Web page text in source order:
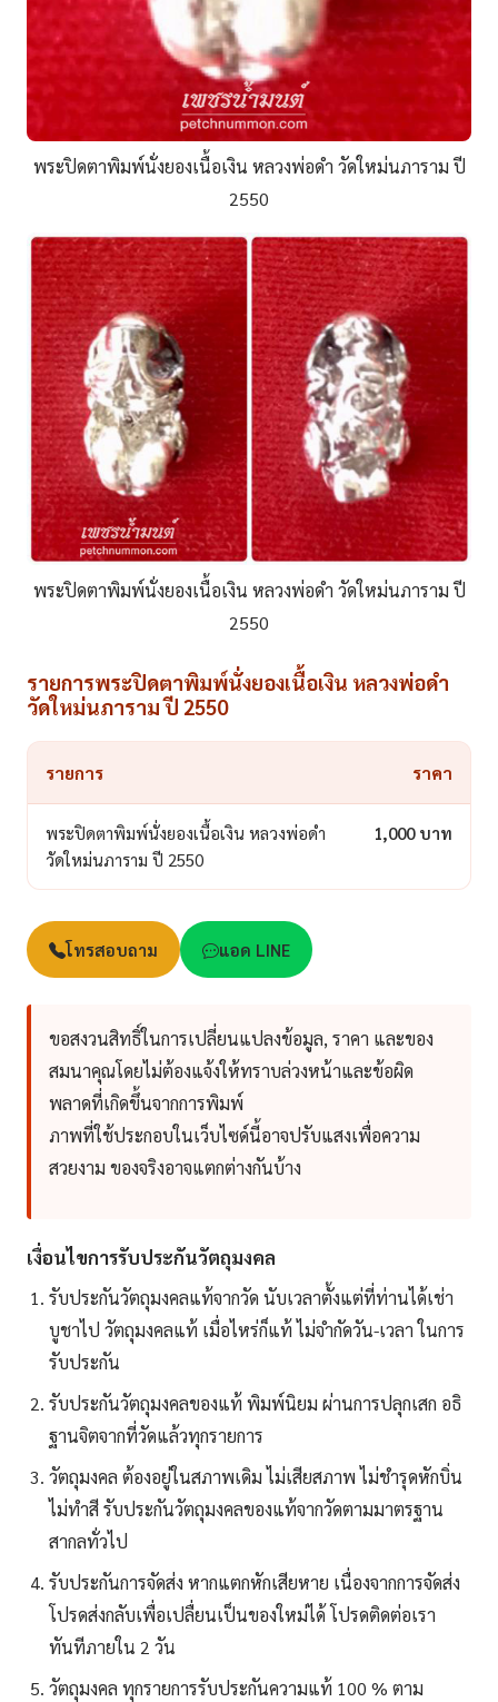
พระปิดตาพิมพ์นั่งยองเนื้อเงิน หลวงพ่อดำ วัดใหม่นภาราม ปี
2550
พระปิดตาพิมพ์นั่งยองเนื้อเงิน หลวงพ่อดำ วัดใหม่นภาราม ปี
2550
รายการพระปิดตาพิมพ์นั่งยองเนื้อเงิน หลวงพ่อดำ
วัดใหม่นภาราม ปี 2550
รายการ ราคา
พระปิดตาพิมพ์นั่งยองเนื้อเงิน หลวงพ่อดำ
วัดใหม่นภาราม ปี 2550
1,000 บาท
โทรสอบถาม แอด LINE
ขอสงวนสิทธิ์ในการเปลี่ยนแปลงข้อมูล, ราคา และของ
สมนาคุณโดยไม่ต้องแจ้งให้ทราบล่วงหน้าและข้อผิด
พลาดที่เกิดขึ้นจากการพิมพ์
ภาพที่ใช้ประกอบในเว็บไซด์นี้อาจปรับแสงเพื่อความ
สวยงาม ของจริงอาจแตกต่างกันบ้าง
เงื่อนไขการรับประกันวัตถุมงคล
รับประกันวัตถุมงคลแท้จากวัด นับเวลาตั้งแต่ที่ท่านได้เช่า
บูชาไป วัตถุมงคลแท้ เมื่อไหร่ก็แท้ ไม่จำกัดวัน-เวลา ในการ
รับประกัน
รับประกันวัตถุมงคลของแท้ พิมพ์นิยม ผ่านการปลุกเสก อธิ
ฐานจิตจากที่วัดแล้วทุกรายการ
วัตถุมงคล ต้องอยู่ในสภาพเดิม ไม่เสียสภาพ ไม่ชำรุดหักบิ่น
ไม่ทำสี รับประกันวัตถุมงคลของแท้จากวัดตามมาตรฐาน
สากลทั่วไป
รับประกันการจัดส่ง หากแตกหักเสียหาย เนื่องจากการจัดส่ง
โปรดส่งกลับเพื่อเปลื่ยนเป็นของใหม่ได้ โปรดติดต่อเรา
ทันทีภายใน 2 วัน
วัตถุมงคล ทุกรายการรับประกันความแท้ 100 % ตาม